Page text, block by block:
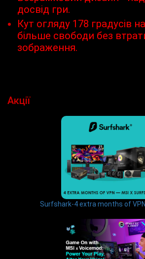
досвід гри.
Кут огляду 178 градусів
більше свободи без
зображення.
Акції
Surfshark-4 extra months of